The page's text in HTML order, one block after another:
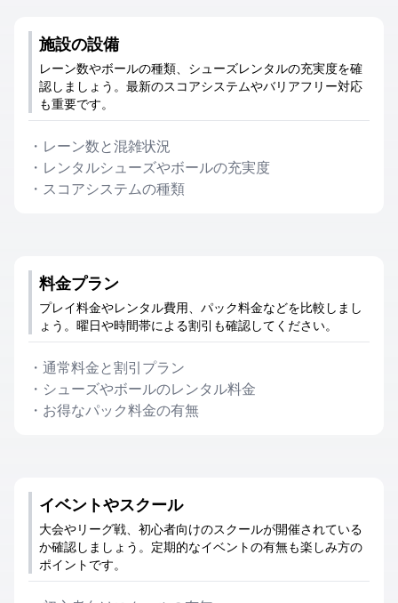
施設の設備
レーン数やボールの種類、シューズレンタルの充実度を確
認しましょう。最新のスコアシステムやバリアフリー対応
も重要です。
・ レーン数と混雑状況
・ レンタルシューズやボールの充実度
・ スコアシステムの種類
料金プラン
プレイ料金やレンタル費用、パック料金などを比較しまし
ょう。曜日や時間帯による割引も確認してください。
・ 通常料金と割引プラン
・ シューズやボールのレンタル料金
・ お得なパック料金の有無
イベントやスクール
大会やリーグ戦、初心者向けのスクールが開催されている
か確認しましょう。定期的なイベントの有無も楽しみ方の
ポイントです。